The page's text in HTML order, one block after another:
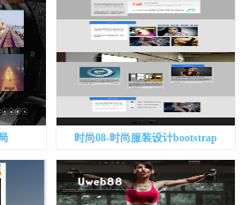
时尚08-时尚服装设计bootstrap